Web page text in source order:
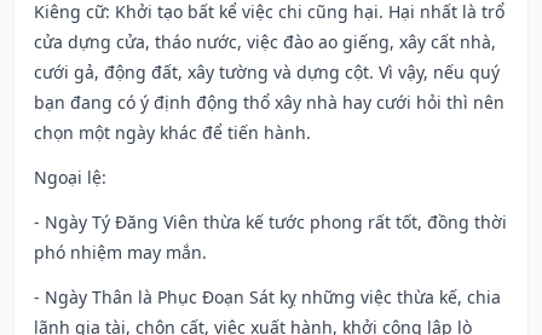
Kiêng cữ: Khởi tạo bất kể việc chi cũng hại. Hại nhất là trổ
cửa dựng cửa, tháo nước, việc đào ao giếng, xây cất nhà,
cưới gả, động đất, xây tường và dựng cột. Vì vậy, nếu quý
bạn đang có ý định động thổ xây nhà hay cưới hỏi thì nên
chọn một ngày khác để tiến hành.
Ngoại lệ:
- Ngày Tý Đăng Viên thừa kế tước phong rất tốt, đồng thời
phó nhiệm may mắn.
- Ngày Thân là Phục Đoạn Sát kỵ những việc thừa kế, chia
lãnh gia tài, chôn cất, việc xuất hành, khởi công lập lò